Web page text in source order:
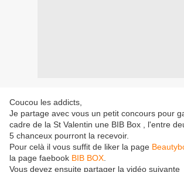
Coucou les addicts,
Je partage avec vous un petit concours pour
cadre de la St Valentin une BIB Box , l'entre
5 chanceux pourront la recevoir.
Pour celà il vous suffit de liker la page
la page faebook BIB BOX
Vous devez ensuite partager la vidéo suivante